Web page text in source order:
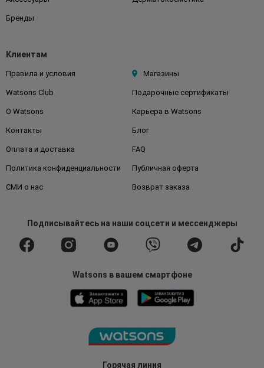
Горячая линия
Бренды
Клиентам
Правила и условия Магазины
Watsons Club Подарочные сертификаты
О Watsons Карьера в Watsons
Контакты Блог
Оплата и доставка FAQ
Политика конфиденциальности Публичная оферта
СМИ о нас Возврат заказа
Подписывайтесьна наши соцсети и мессенджеры
Watsons в вашем смартфоне